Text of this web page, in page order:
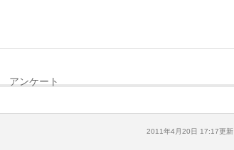
アンケート
2011年4月20日 17:17更新